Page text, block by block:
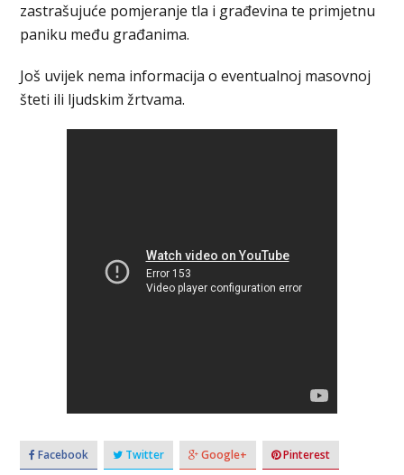
zastrašujuće pomjeranje tla i građevina te primjetnu
paniku među građanima.
Još uvijek nema informacija o eventualnoj masovnoj
šteti ili ljudskim žrtvama.
Facebook Twitter Google+ Pinterest